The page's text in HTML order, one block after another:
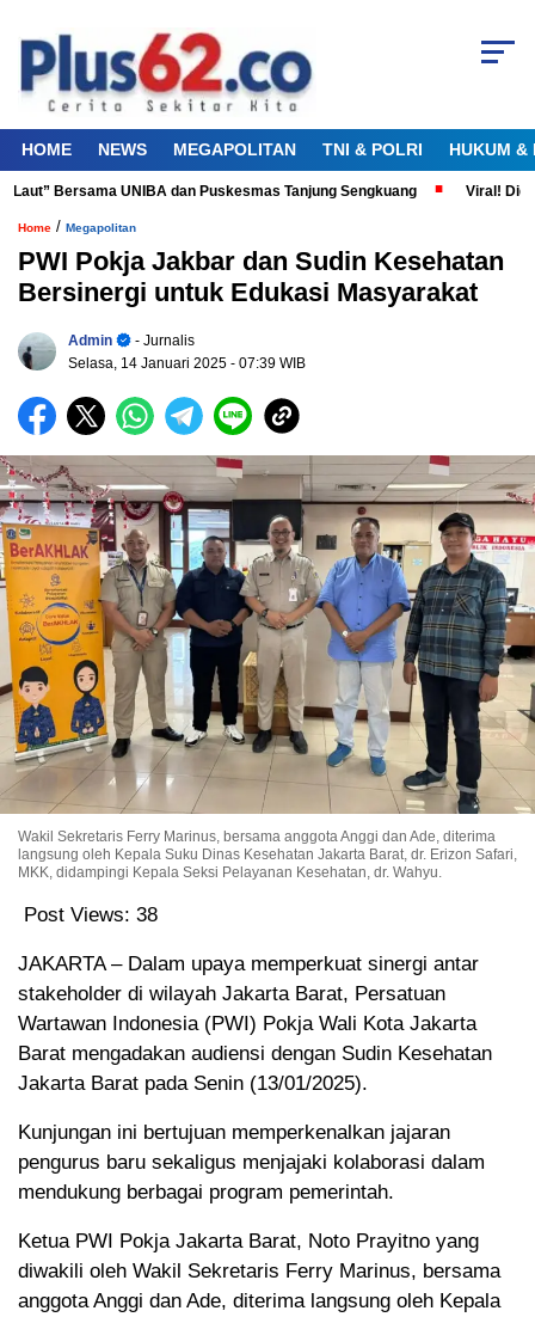
HOME NEWS MEGAPOLITAN TNI & POLRI HUKUM &
Bersama UNIBA dan Puskesmas Tanjung Sengkuang Viral! Diduga
Home / Megapolitan
PWI Pokja Jakbar dan Sudin Kesehatan
Bersinergi untuk Edukasi Masyarakat
Admin
- Jurnalis
Selasa, 14 Januari 2025 - 07:39 WIB
Wakil Sekretaris Ferry Marinus, bersama anggota Anggi dan Ade, diterima
langsung oleh Kepala Suku Dinas Kesehatan Jakarta Barat, dr. Erizon Safari,
MKK, didampingi Kepala Seksi Pelayanan Kesehatan, dr. Wahyu.
Post Views: 38
JAKARTA – Dalam upaya memperkuat sinergi antar
stakeholder di wilayah Jakarta Barat, Persatuan
Wartawan Indonesia (PWI) Pokja Wali Kota Jakarta
Barat mengadakan audiensi dengan Sudin Kesehatan
Jakarta Barat pada Senin (13/01/2025).
Kunjungan ini bertujuan memperkenalkan jajaran
pengurus baru sekaligus menjajaki kolaborasi dalam
mendukung berbagai program pemerintah.
Ketua PWI Pokja Jakarta Barat, Noto Prayitno yang
diwakili oleh Wakil Sekretaris Ferry Marinus, bersama
anggota Anggi dan Ade, diterima langsung oleh Kepala